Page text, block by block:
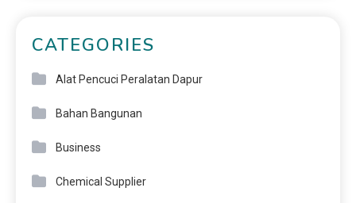
CATEGORIES
Alat Pencuci Peralatan Dapur
Bahan Bangunan
Business
Chemical Supplier